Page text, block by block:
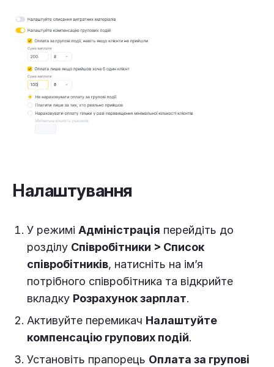
Налаштування
У режимі Адміністрація перейдіть до
розділу Співробітники > Список
співробітників, натисніть на ім’я
потрібного співробітника та відкрийте
вкладку Розрахунок зарплат.
Активуйте перемикач Налаштуйте
компенсацію групових подій.
Установіть прапорець Оплата за групові